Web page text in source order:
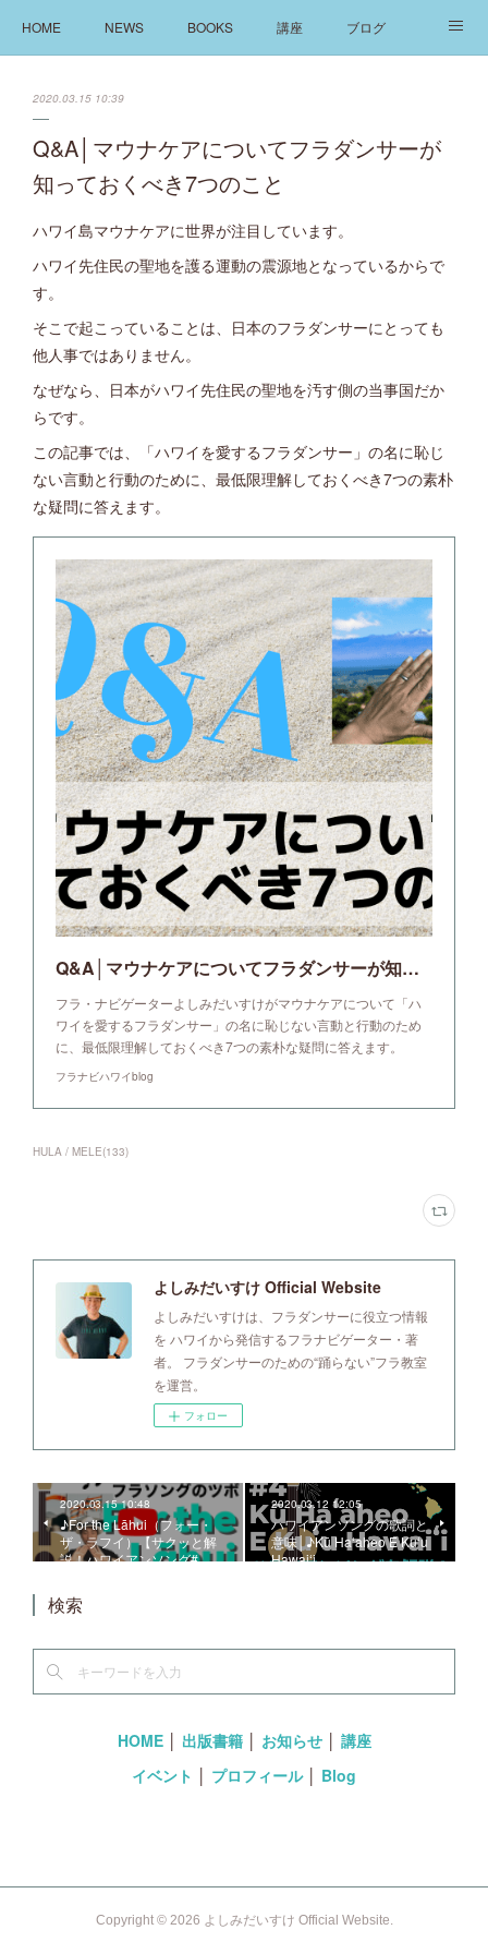
HOME NEWS BOOKS 講座 ブログ
2020.03.15 10:39
Q&A│マウナケアについてフラダンサーが
知っておくべき7つのこと
ハワイ島マウナケアに世界が注目しています。
ハワイ先住民の聖地を護る運動の震源地となっているからで
す。
そこで起こっていることは、日本のフラダンサーにとっても
他人事ではありません。
なぜなら、日本がハワイ先住民の聖地を汚す側の当事国だか
らです。
この記事では、「ハワイを愛するフラダンサー」の名に恥じ
ない言動と行動のために、最低限理解しておくべき7つの素朴
な疑問に答えます。
Q&A│マウナケアについてフラダンサーが知っておくべき7つのこと｜フラナビハワイblog
フラ・ナビゲーターよしみだいすけがマウナケアについて「ハ
ワイを愛するフラダンサー」の名に恥じない言動と行動のため
に、最低限理解しておくべき7つの素朴な疑問に答えます。
フラナビハワイblog
HULA / MELE(133)
よしみだいすけ Official Website
よしみだいすけは、フラダンサーに役立つ情報
を ハワイから発信するフラナビゲーター・著
者。 フラダンサーのための“踊らない”フラ教室
を運営。
フォロー
2020.03.15 10:48
♪For the Lāhui（フォー・
ザ・ラフイ）【サクッと解
説！ハワイアンソング#…
2020.03.12 12:05
ハワイアンソングの歌詞と
意味│♪Kū Haʻaheo E Kuʻu
Hawaiʻi
検索
HOME│ 出版書籍│ お知らせ│ 講座
イベント
プロフィール│ Blog
Copyright © 2026 よしみだいすけ Official Website.